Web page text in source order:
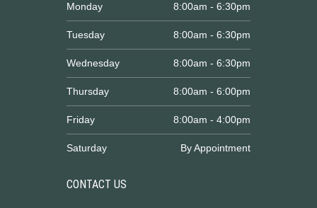
Monday 8:00am - 6:30pm
Tuesday 8:00am - 6:30pm
Wednesday 8:00am - 6:30pm
Thursday 8:00am - 6:00pm
Friday 8:00am - 4:00pm
Saturday By Appointment
CONTACT US